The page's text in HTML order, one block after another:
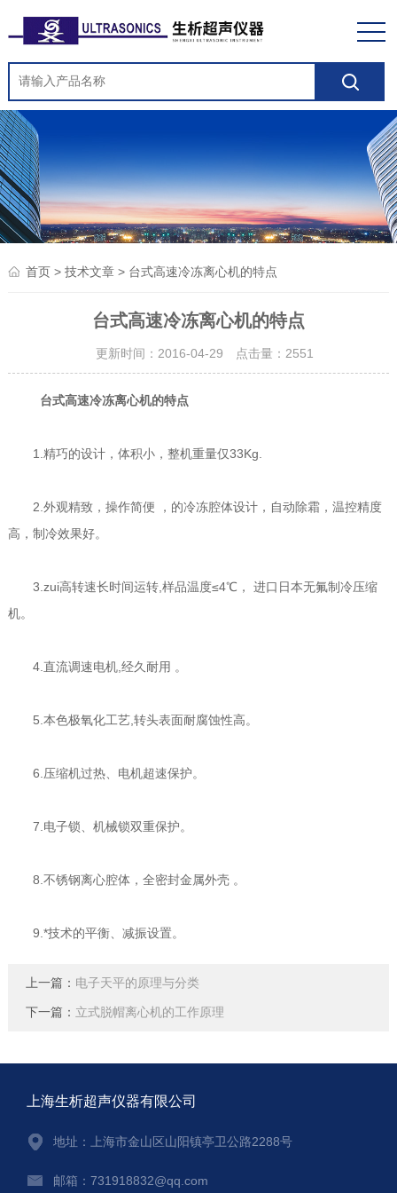
首页> 技术文章> 台式高速冷冻离心机的特点
台式高速冷冻离心机的特点
更新时间：2016-04-29 点击量： 2551
台式高速冷冻离心机的特点
1.精巧的设计，体积小，整机重量仅33Kg.
2.外观精致，操作简便 ，的冷冻腔体设计，自动除霜，温控精度
高，制冷效果好。
3.zui高转速长时间运转,样品温度≤4℃， 进口日本无氟制冷压缩
机。
4.直流调速电机,经久耐用 。
5.本色极氧化工艺,转头表面耐腐蚀性高。
6.压缩机过热、电机超速保护。
7.电子锁、机械锁双重保护。
8.不锈钢离心腔体，全密封金属外壳 。
9.*技术的平衡、减振设置。
上一篇： 电子天平的原理与分类
下一篇： 立式脱帽离心机的工作原理
上海生析超声仪器有限公司
地址：上海市金山区山阳镇亭卫公路2288号
邮箱：731918832@qq.com